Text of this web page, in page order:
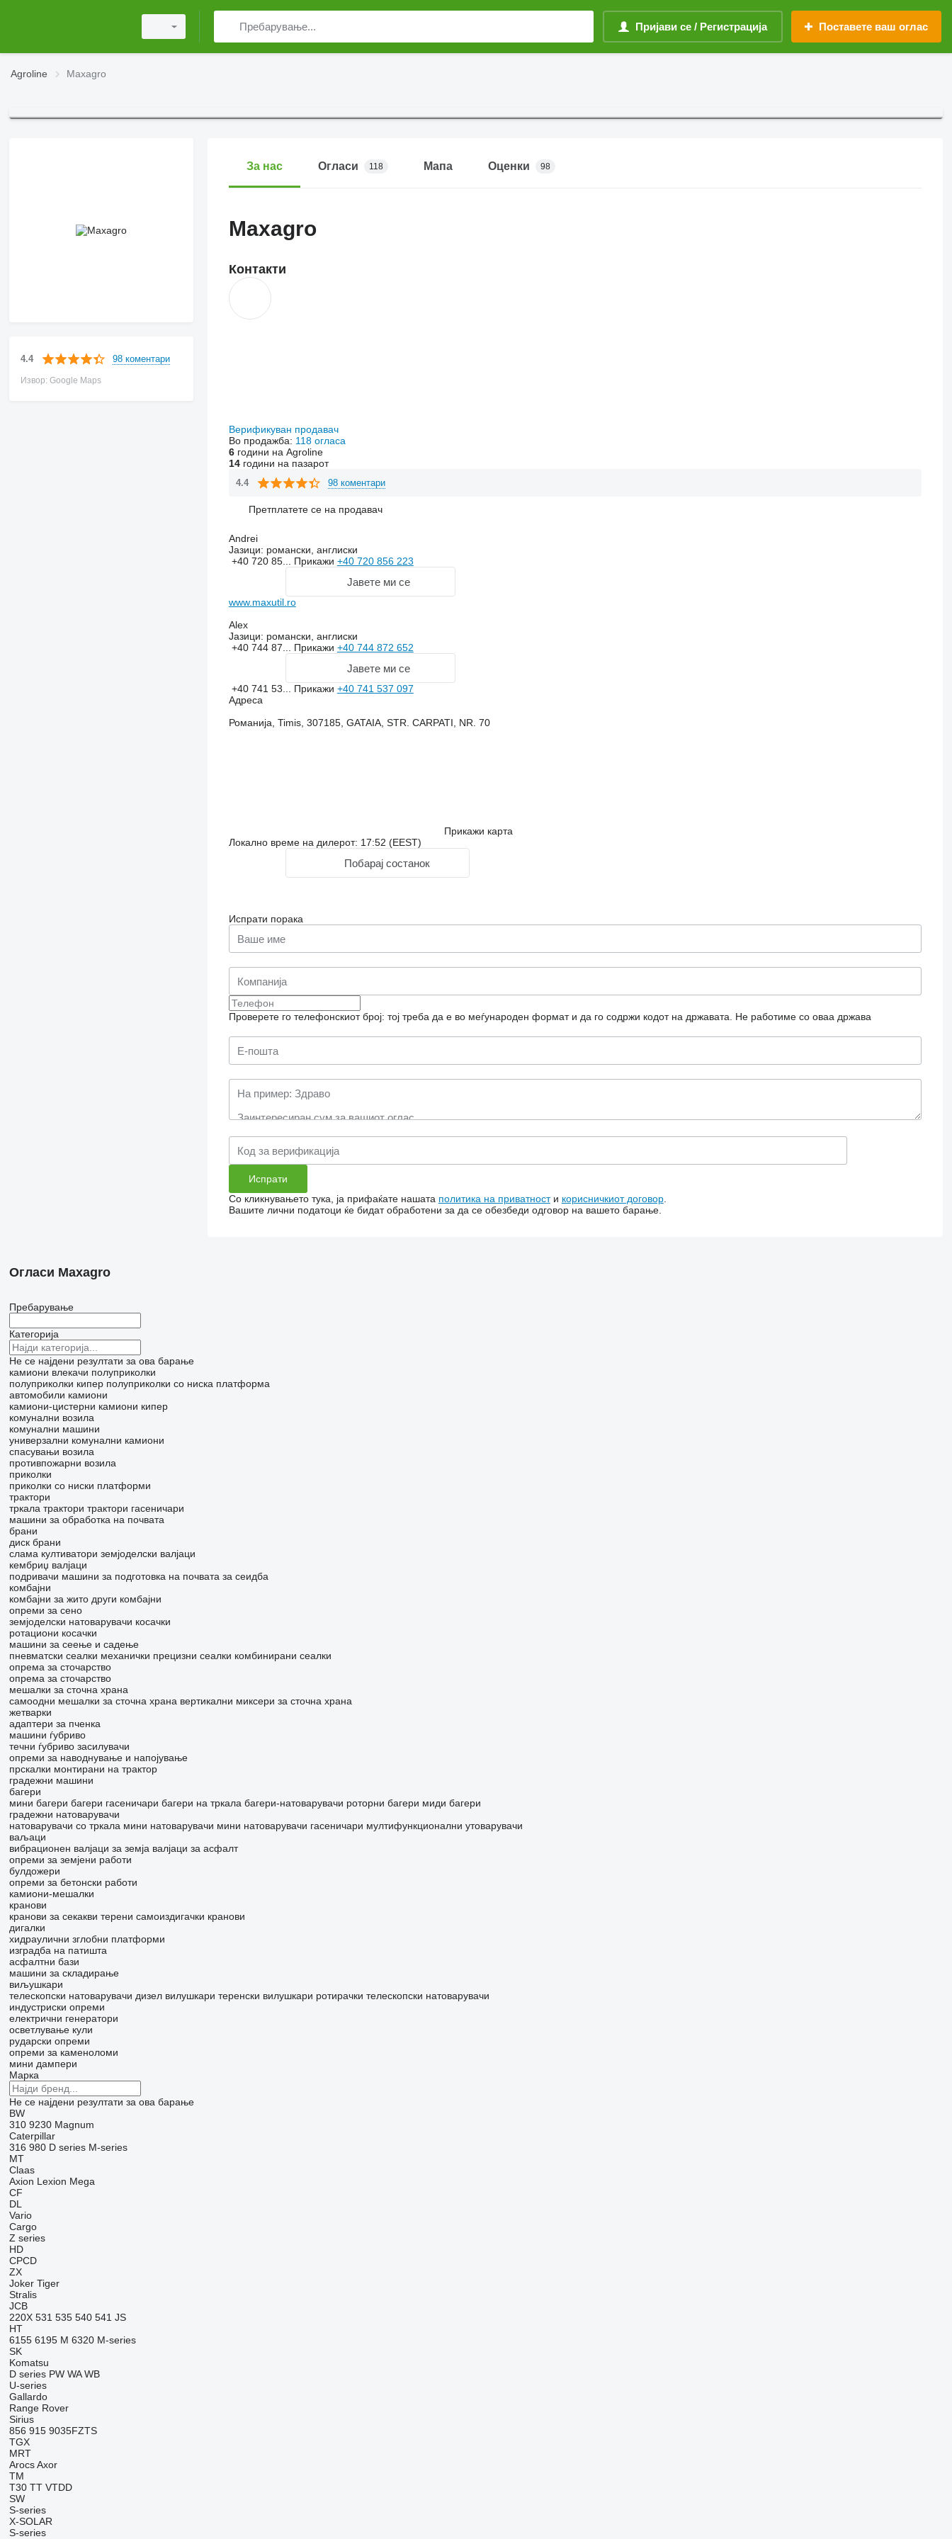
Пријави се / Регистрација Поставете ваш оглас
Agroline Maxagro
4.4 98 коментари
Извор: Google Maps
За нас Огласи 118 Мапа Оценки 98
Maxagro
Контакти
Верификуван продавач
Во продажба: 118 огласа
6години на Agroline
14години на пазарот
4.4 98 коментари
Претплатете се на продавач
Andrei
Јазици: романски, англиски
+40 720 85... Прикажи +40 720 856 223
Јавете ми се
www.maxutil.ro
Alex
Јазици: романски, англиски
+40 744 87... Прикажи +40 744 872 652
Јавете ми се
+40 741 53... Прикажи +40 741 537 097
Адреса
Романија, Timis, 307185, GATAIA, STR. CARPATI, NR. 70
Прикажи карта
Локално време на дилерот: 17:52 (EEST)
Побарај состанок
Испрати порака
Проверете го телефонскиот број: тој треба да е во меѓународен формат и да го содржи кодот на државата. Не работиме со оваа држава
Со кликнувањето тука, ја прифаќате нашата политика на приватности корисничкиот договор.
Вашите лични податоци ќе бидат обработени за да се обезбеди одговор на вашето барање.
Огласи Maxagro
Пребарување
Категорија
Не се најдени резултати за ова барање
камиони влекачи полуприколки
полуприколки кипер полуприколки со ниска платформа
автомобили камиони
камиони-цистерни камиони кипер
комунални возила
комунални машини
универзални комунални камиони
спасувањи возила
противпожарни возила
приколки
приколки со ниски платформи
трактори
тркала трактори трактори гасеничари
машини за обработка на почвата
брани
диск брани
слама култиватори земјоделски валјаци
кембриџ валјаци
подривачи машини за подготовка на почвата за сеидба
комбајни
комбајни за жито други комбајни
опреми за сено
земјоделски натоварувачи косачки
ротациони косачки
машини за сеење и садење
пневматски сеалки механички прецизни сеалки комбинирани сеалки
опрема за сточарство
опрема за сточарство
мешалки за сточна храна
самоодни мешалки за сточна храна вертикални миксери за сточна храна
жетварки
адаптери за пченка
машини ѓубриво
течни ѓубриво засилувачи
опреми за наводнување и напојување
прскалки монтирани на трактор
градежни машини
багери
мини багери багери гасеничари багери на тркала багери-натоварувачи роторни багери миди багери
градежни натоварувачи
натоварувачи со тркала мини натоварувачи мини натоварувачи гасеничари мултифункционални утоварувачи
ваљаци
вибрационен валјаци за земја валјаци за асфалт
опреми за земјени работи
булдожери
опреми за бетонски работи
камиони-мешалки
кранови
кранови за секакви терени самоиздигачки кранови
дигалки
хидраулични зглобни платформи
изградба на патишта
асфалтни бази
машини за складирање
виљушкари
телескопски натоварувачи дизел вилушкари теренски вилушкари ротирачки телескопски натоварувачи
индустриски опреми
електрични генератори
осветлување кули
рударски опреми
опреми за каменоломи
мини дампери
Марка
Не се најдени резултати за ова барање
BW
310 9230 Magnum
Caterpillar
316 980 D series M-series
MT
Claas
Axion Lexion Mega
CF
DL
Vario
Cargo
Z series
HD
CPCD
ZX
Joker Tiger
Stralis
JCB
220X 531 535 540 541 JS
HT
6155 6195 M 6320 M-series
SK
Komatsu
D series PW WA WB
U-series
Gallardo
Range Rover
Sirius
856 915 9035FZTS
TGX
MRT
Arocs Axor
TM
T30 TT VTDD
SW
S-series
X-SOLAR
S-series